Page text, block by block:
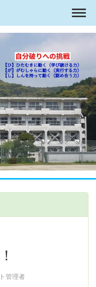
管理者